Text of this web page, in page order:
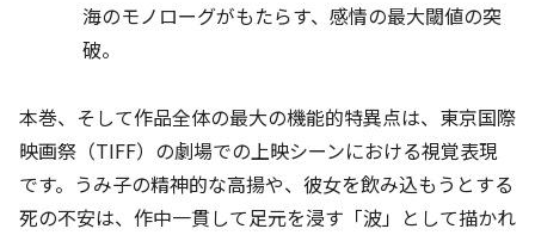
海のモノローグがもたらす、感情の最大閾値の突
破。
本巻、そして作品全体の最大の機能的特異点は、東京国際
映画祭（TIFF）の劇場での上映シーンにおける視覚表現
です。うみ子の精神的な高揚や、彼女を飲み込もうとする
死の不安は、作中一貫して足元を浸す「波」として描かれ